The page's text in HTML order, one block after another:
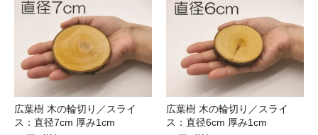
広葉樹 木の輪切り／スライ
ス：直径7cm 厚み1cm
広葉樹 木の輪切り／スライ
ス：直径6cm 厚み1cm